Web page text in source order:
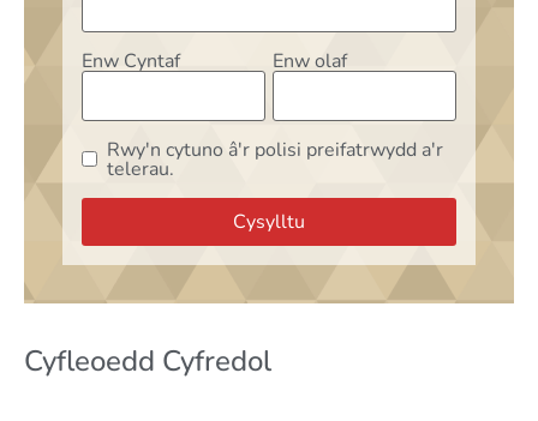
Enw Cyntaf Enw olaf
Rwy'n cytuno â'r polisi preifatrwydd a'r
telerau.
Cyfleoedd Cyfredol